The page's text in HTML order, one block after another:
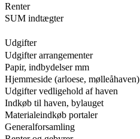
Renter
SUM indtægter
Udgifter
Udgifter arrangementer
Papir, indbydelser mm
Hjemmeside (arloese, mølleåhaven)
Udgifter vedligehold af haven
Indkøb til haven, bylauget
Materialeindkøb portaler
Generalforsamling